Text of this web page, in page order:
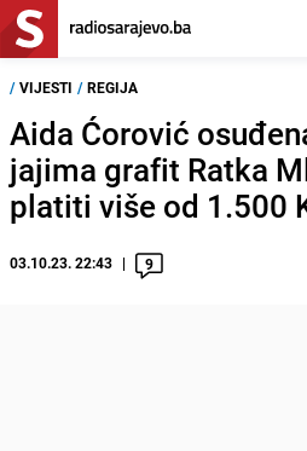
/ VIJESTI / REGIJA
Aida Ćorović
jajima grafit Ratka
platiti više od 1.500
03.10.23. 22:43 9